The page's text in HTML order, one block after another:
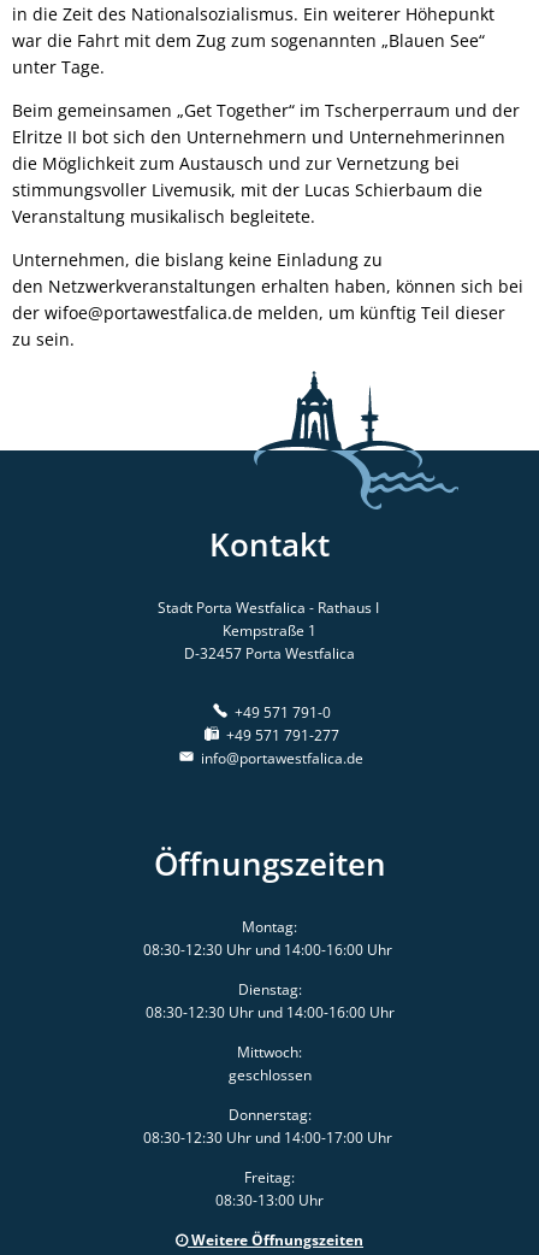
in die Zeit des Nationalsozialismus. Ein weiterer Höhepunkt
war die Fahrt mit dem Zug zum sogenannten „Blauen See“
unter Tage.
Beim gemeinsamen „Get Together“ im Tscherperraum und der
Elritze II bot sich den Unternehmern und Unternehmerinnen
die Möglichkeit zum Austausch und zur Vernetzung bei
stimmungsvoller Livemusik, mit der Lucas Schierbaum die
Veranstaltung musikalisch begleitete.
Unternehmen, die bislang keine Einladung zu
den Netzwerkveranstaltungen erhalten haben, können sich bei
der wifoe@portawestfalica.de melden, um künftig Teil dieser
zu sein.
Kontakt
Stadt Porta Westfalica - Rathaus I
Kempstraße 1
D-32457 Porta Westfalica
+49 571 791-0
+49 571 791-277
info@portawestfalica.de
Öffnungszeiten
Montag:
08:30-12:30 Uhr und 14:00-16:00 Uhr
Dienstag:
08:30-12:30 Uhr und 14:00-16:00 Uhr
Mittwoch:
geschlossen
Donnerstag:
08:30-12:30 Uhr und 14:00-17:00 Uhr
Freitag:
08:30-13:00 Uhr
Weitere Öffnungszeiten